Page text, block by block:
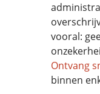
vooral:
Ontvang
binnen